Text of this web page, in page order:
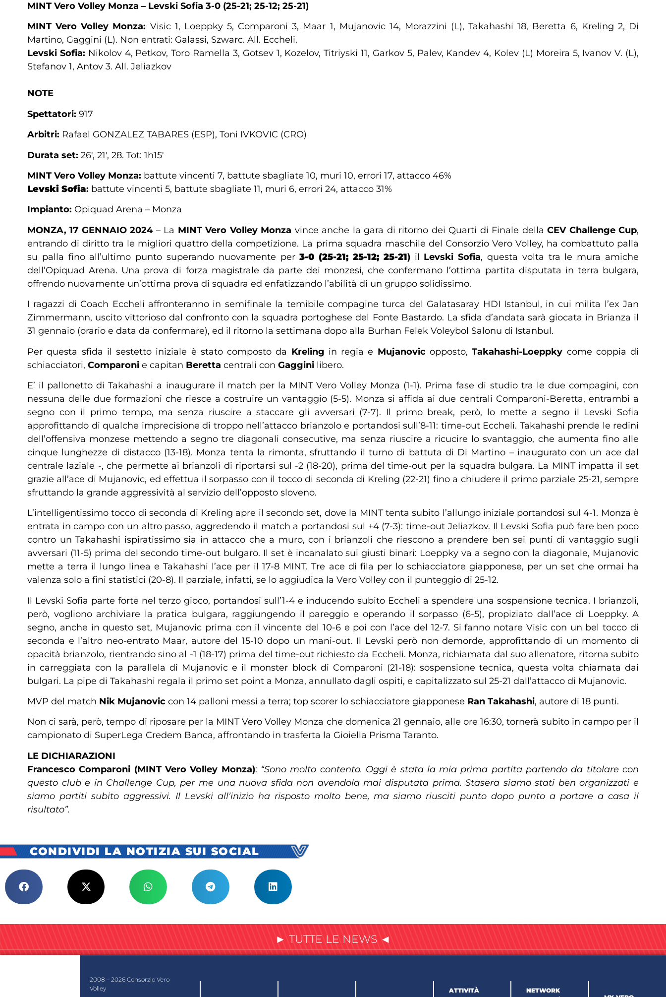
MINT Vero Volley Monza – Levski Sofia 3-0 (25-21; 25-12; 25-21)
MINT Vero Volley Monza: Visic 1, Loeppky 5, Comparoni 3, Maar 1, Mujanovic 14, Morazzini (L), Takahashi 18, Beretta 6, Kreling 2, Di
Martino, Gaggini (L). Non entrati: Galassi, Szwarc. All. Eccheli.
Levski Sofia: Nikolov 4, Petkov, Toro Ramella 3, Gotsev 1, Kozelov, Titriyski 11, Garkov 5, Palev, Kandev 4, Kolev (L) Moreira 5, Ivanov V. (L),
Stefanov 1, Antov 3. All. Jeliazkov
NOTE
Spettatori: 917
Arbitri: Rafael GONZALEZ TABARES (ESP), Toni IVKOVIC (CRO)
Durata set: 26′, 21′, 28. Tot: 1h15′
MINT Vero Volley Monza: battute vincenti 7, battute sbagliate 10, muri 10, errori 17, attacco 46%
Levski Sofia: battute vincenti 5, battute sbagliate 11, muri 6, errori 24, attacco 31%
Impianto: Opiquad Arena – Monza
MONZA, 17 GENNAIO 2024– La MINT Vero Volley Monza vince anche la gara di ritorno dei Quarti di Finale dellaCEV Challenge Cup,
entrando di diritto tra le migliori quattro della competizione. La prima squadra maschile del Consorzio Vero Volley, ha combattuto palla
su palla fino all’ultimo punto superando nuovamente per 3-0 (25-21; 25-12; 25-21)il Levski Sofia, questa volta tra le mura amiche
dell’Opiquad Arena. Una prova di forza magistrale da parte dei monzesi, che confermano l’ottima partita disputata in terra bulgara,
offrendo nuovamente un’ottima prova di squadra ed enfatizzando l’abilità di un gruppo solidissimo.
I ragazzi di Coach Eccheli affronteranno in semifinale la temibile compagine turca del Galatasaray HDI Istanbul, in cui milita l’ex Jan
Zimmermann, uscito vittorioso dal confronto con la squadra portoghese del Fonte Bastardo. La sfida d’andata sarà giocata in Brianza il
31 gennaio (orario e data da confermare), ed il ritorno la settimana dopo alla Burhan Felek Voleybol Salonu di Istanbul.
Per questa sfida il sestetto iniziale è stato composto da Kreling in regia e Mujanovicopposto,Takahashi-Loeppky come coppia di
schiacciatori, Comparoni e capitan Beretta centrali con Gaggini libero.
E’ il pallonetto di Takahashi a inaugurare il match per la MINT Vero Volley Monza (1-1). Prima fase di studio tra le due compagini, con
nessuna delle due formazioni che riesce a costruire un vantaggio (5-5). Monza si affida ai due centrali Comparoni-Beretta, entrambi a
segno con il primo tempo, ma senza riuscire a staccare gli avversari (7-7). Il primo break, però, lo mette a segno il Levski Sofia
approfittando di qualche imprecisione di troppo nell’attacco brianzolo e portandosi sull’8-11: time-out Eccheli. Takahashi prende le redini
dell’offensiva monzese mettendo a segno tre diagonali consecutive, ma senza riuscire a ricucire lo svantaggio, che aumenta fino alle
cinque lunghezze di distacco (13-18). Monza tenta la rimonta, sfruttando il turno di battuta di Di Martino – inaugurato con un ace dal
centrale laziale -, che permette ai brianzoli di riportarsi sul -2 (18-20), prima del time-out per la squadra bulgara. La MINT impatta il set
grazie all’ace di Mujanovic, ed effettua il sorpasso con il tocco di seconda di Kreling (22-21) fino a chiudere il primo parziale 25-21, sempre
sfruttando la grande aggressività al servizio dell’opposto sloveno.
L’intelligentissimo tocco di seconda di Kreling apre il secondo set, dove la MINT tenta subito l’allungo iniziale portandosi sul 4-1. Monza è
entrata in campo con un altro passo, aggredendo il match a portandosi sul +4 (7-3): time-out Jeliazkov. Il Levski Sofia può fare ben poco
contro un Takahashi ispiratissimo sia in attacco che a muro, con i brianzoli che riescono a prendere ben sei punti di vantaggio sugli
avversari (11-5) prima del secondo time-out bulgaro. Il set è incanalato sui giusti binari: Loeppky va a segno con la diagonale, Mujanovic
mette a terra il lungo linea e Takahashi l’ace per il 17-8 MINT. Tre ace di fila per lo schiacciatore giapponese, per un set che ormai ha
valenza solo a fini statistici (20-8). Il parziale, infatti, se lo aggiudica la Vero Volley con il punteggio di 25-12.
Il Levski Sofia parte forte nel terzo gioco, portandosi sull’1-4 e inducendo subito Eccheli a spendere una sospensione tecnica. I brianzoli,
però, vogliono archiviare la pratica bulgara, raggiungendo il pareggio e operando il sorpasso (6-5), propiziato dall’ace di Loeppky. A
segno, anche in questo set, Mujanovic prima con il vincente del 10-6 e poi con l’ace del 12-7. Si fanno notare Visic con un bel tocco di
seconda e l’altro neo-entrato Maar, autore del 15-10 dopo un mani-out. Il Levski però non demorde, approfittando di un momento di
opacità brianzolo, rientrando sino al -1 (18-17) prima del time-out richiesto da Eccheli. Monza, richiamata dal suo allenatore, ritorna subito
in carreggiata con la parallela di Mujanovic e il monster block di Comparoni (21-18): sospensione tecnica, questa volta chiamata dai
bulgari. La pipe di Takahashi regala il primo set point a Monza, annullato dagli ospiti, e capitalizzato sul 25-21 dall’attacco di Mujanovic.
MVP del match Nik Mujanovic con 14 palloni messi a terra; top scorer lo schiacciatore giapponese Ran Takahashi, autore di 18 punti.
Non ci sarà, però, tempo di riposare per la MINT Vero Volley Monza che domenica 21 gennaio, alle ore 16:30, tornerà subito in campo per il
campionato di SuperLega Credem Banca, affrontando in trasferta la Gioiella Prisma Taranto.
LE DICHIARAZIONI
Francesco Comparoni (MINT Vero Volley Monza): “Sono molto contento. Oggi è stata la mia prima partita partendo da titolare con
questo club e in Challenge Cup, per me una nuova sfida non avendola mai disputata prima. Stasera siamo stati ben organizzati e
siamo partiti subito aggressivi. Il Levski all’inizio ha risposto molto bene, ma siamo riusciti punto dopo punto a portare a casa il
risultato”.
CONDIVIDI LA NOTIZIA SUI SOCIAL
► TUTTE LE NEWS ◄
2008 – 2026 Consorzio Vero
Volley
ATTIVITÀ
NETWORK